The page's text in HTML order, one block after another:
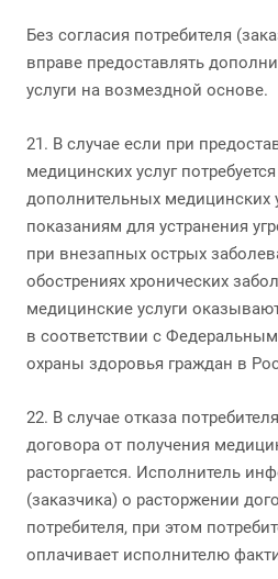
Без согласия потребителя
вправе предоставлять
услуги на возмездной основе.
21. В случае если при
медицинских услуг
дополнительных медицинских
показаниям для устранения
при внезапных острых
обострениях хронических
медицинские услуги
в соответствии с
охраны здоровья граждан в
22. В случае отказа
договора от получения
расторгается. Исполнитель
(заказчика) о расторжении
потребителя, при этом
оплачивает исполнителю